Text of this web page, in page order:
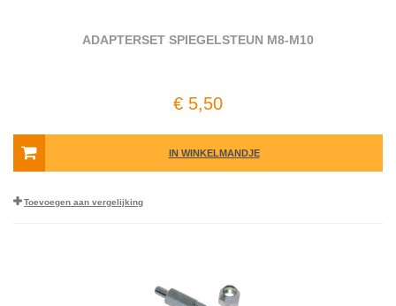
ADAPTERSET SPIEGELSTEUN M8-M10
€ 5,50
IN WINKELMANDJE
Toevoegen aan vergelijking